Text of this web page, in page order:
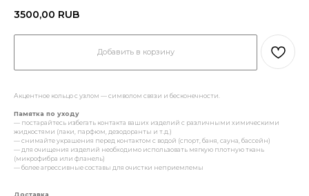
3500,00 RUB
Добавить в корзину
Акцентное кольцо с узлом — символом связи и бесконечности.
Памятка по уходу
— постарайтесь избегать контакта ваших изделий с различными химическими
жидкостями (лаки, парфюм, дезодоранты и т.д.)
— снимайте украшения перед контактом с водой (спорт, баня, сауна, бассейн)
— для очищения изделий необходимо использовать мягкую плотную ткань
(микрофибра или фланель)
— более агрессивные составы для очистки неприемлемы
Доставка